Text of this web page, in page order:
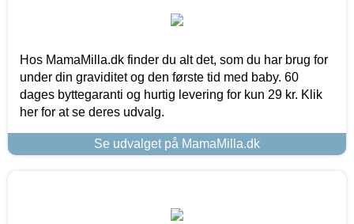
Hos MamaMilla.dk finder du alt det, som du har brug for
under din graviditet og den første tid med baby. 60
dages byttegaranti og hurtig levering for kun 29 kr. Klik
her for at se deres udvalg.
Se udvalget på MamaMilla.dk